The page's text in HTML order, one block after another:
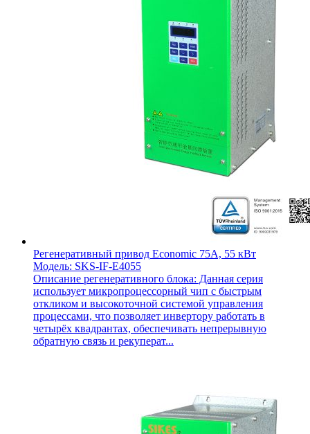
Регенеративный привод Economic 75A, 55 кВт
Модель: SKS-IF-E4055
Описание регенеративного блока: Данная серия
использует микропроцессорный чип с быстрым
откликом и высокоточной системой управления
процессами, что позволяет инвертору работать в
четырёх квадрантах, обеспечивать непрерывную
обратную связь и рекуперат...